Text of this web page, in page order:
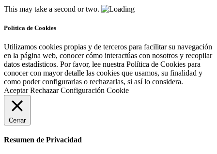
This may take a second or two.
Política de Cookies
Utilizamos cookies propias y de terceros para facilitar su navegación
en la página web, conocer cómo interactúas con nosotros y recopilar
datos estadísticos. Por favor, lee nuestra Política de Cookies para
conocer con mayor detalle las cookies que usamos, su finalidad y
como poder configurarlas o rechazarlas, si así lo considera.
Aceptar Rechazar Configuración Cookie
Cerrar
Resumen de Privacidad